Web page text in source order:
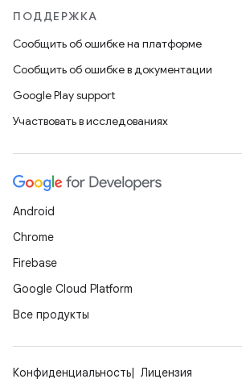
ПОДДЕРЖКА
Сообщить об ошибке на платформе
Сообщить об ошибке в документации
Google Play support
Участвовать в исследованиях
Android
Chrome
Firebase
Google Cloud Platform
Все продукты
Конфиденциальность
Лицензия